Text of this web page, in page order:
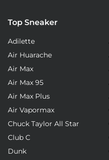
Top Sneaker
Adilette
Air Huarache
Air Max
Air Max 95
Air Max Plus
Air Vapormax
Chuck Taylor All Star
Club C
Dunk